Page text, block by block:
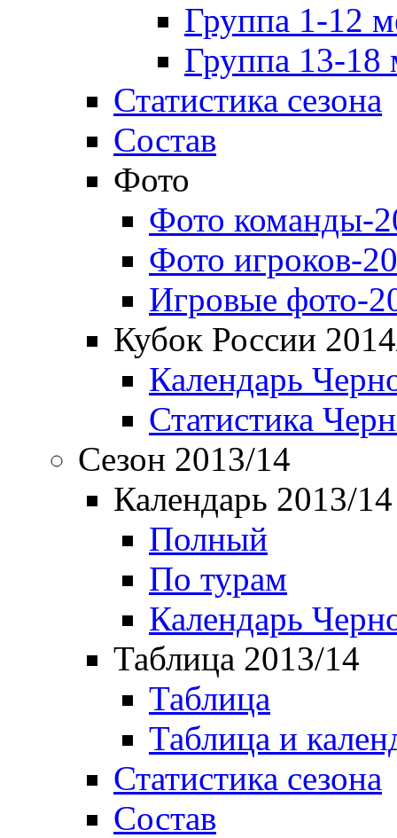
Группа 1-12
Группа 13-18
Статистика сезона
Состав
Фото
Фото команды-
Фото игроков-
Игровые фото-
Кубок России
Календарь
Статистика
Сезон 2013/14
Календарь 2013/14
Полный
По турам
Календарь
Таблица 2013/14
Таблица
Таблица и
Статистика сезона
Состав